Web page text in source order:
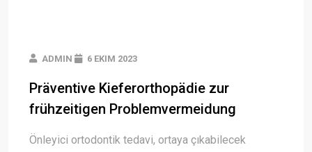
ADMIN 6 EKIM 2023
Präventive Kieferorthopädie zur
frühzeitigen Problemvermeidung
Önleyici ortodontik tedavi, ortaya çıkabilecek